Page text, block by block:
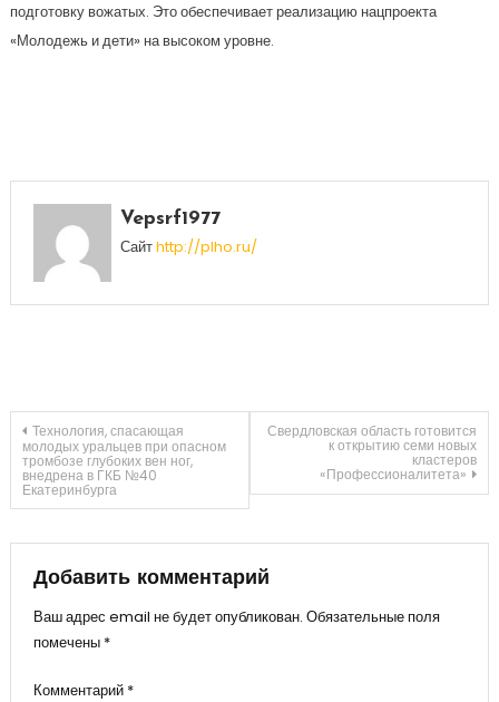
подготовку вожатых. Это обеспечивает реализацию нацпроекта
«Молодежь и дети» на высоком уровне.
Vepsrf1977
Сайтhttp://plho.ru/
Навигация
по
записям
Технология, спасающая
молодых уральцев при опасном
тромбозе глубоких вен ног,
внедрена в ГКБ №40
Екатеринбурга
Свердловская область готовится
к открытию семи новых
кластеров
«Профессионалитета»
Добавить комментарий
Ваш адрес email не будет опубликован. Обязательные поля
помечены *
Комментарий *